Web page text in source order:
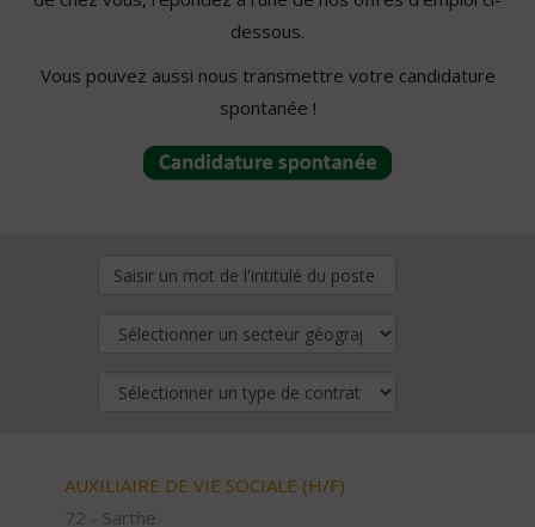
dessous.
Vous pouvez aussi nous transmettre votre candidature
spontanée !
AUXILIAIRE DE VIE SOCIALE (H/F)
72 - Sarthe